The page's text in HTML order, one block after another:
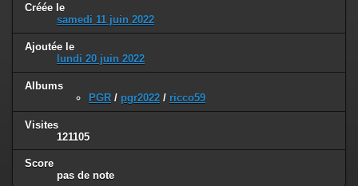
Créée le
samedi 11 juin 2022
Ajoutée le
lundi 20 juin 2022
Albums
PGR / pgr2022 / ricco59
Visites
121105
Score
pas de note